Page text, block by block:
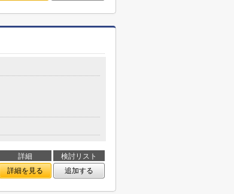
詳細
検討リスト
詳細を見る 追加する